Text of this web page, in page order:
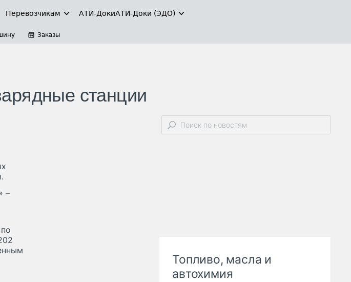
Перевозчикам АТИ-ДокиАТИ-Доки (ЭДО)
Заказы
станции
–
Топливо, масла и
автохимия